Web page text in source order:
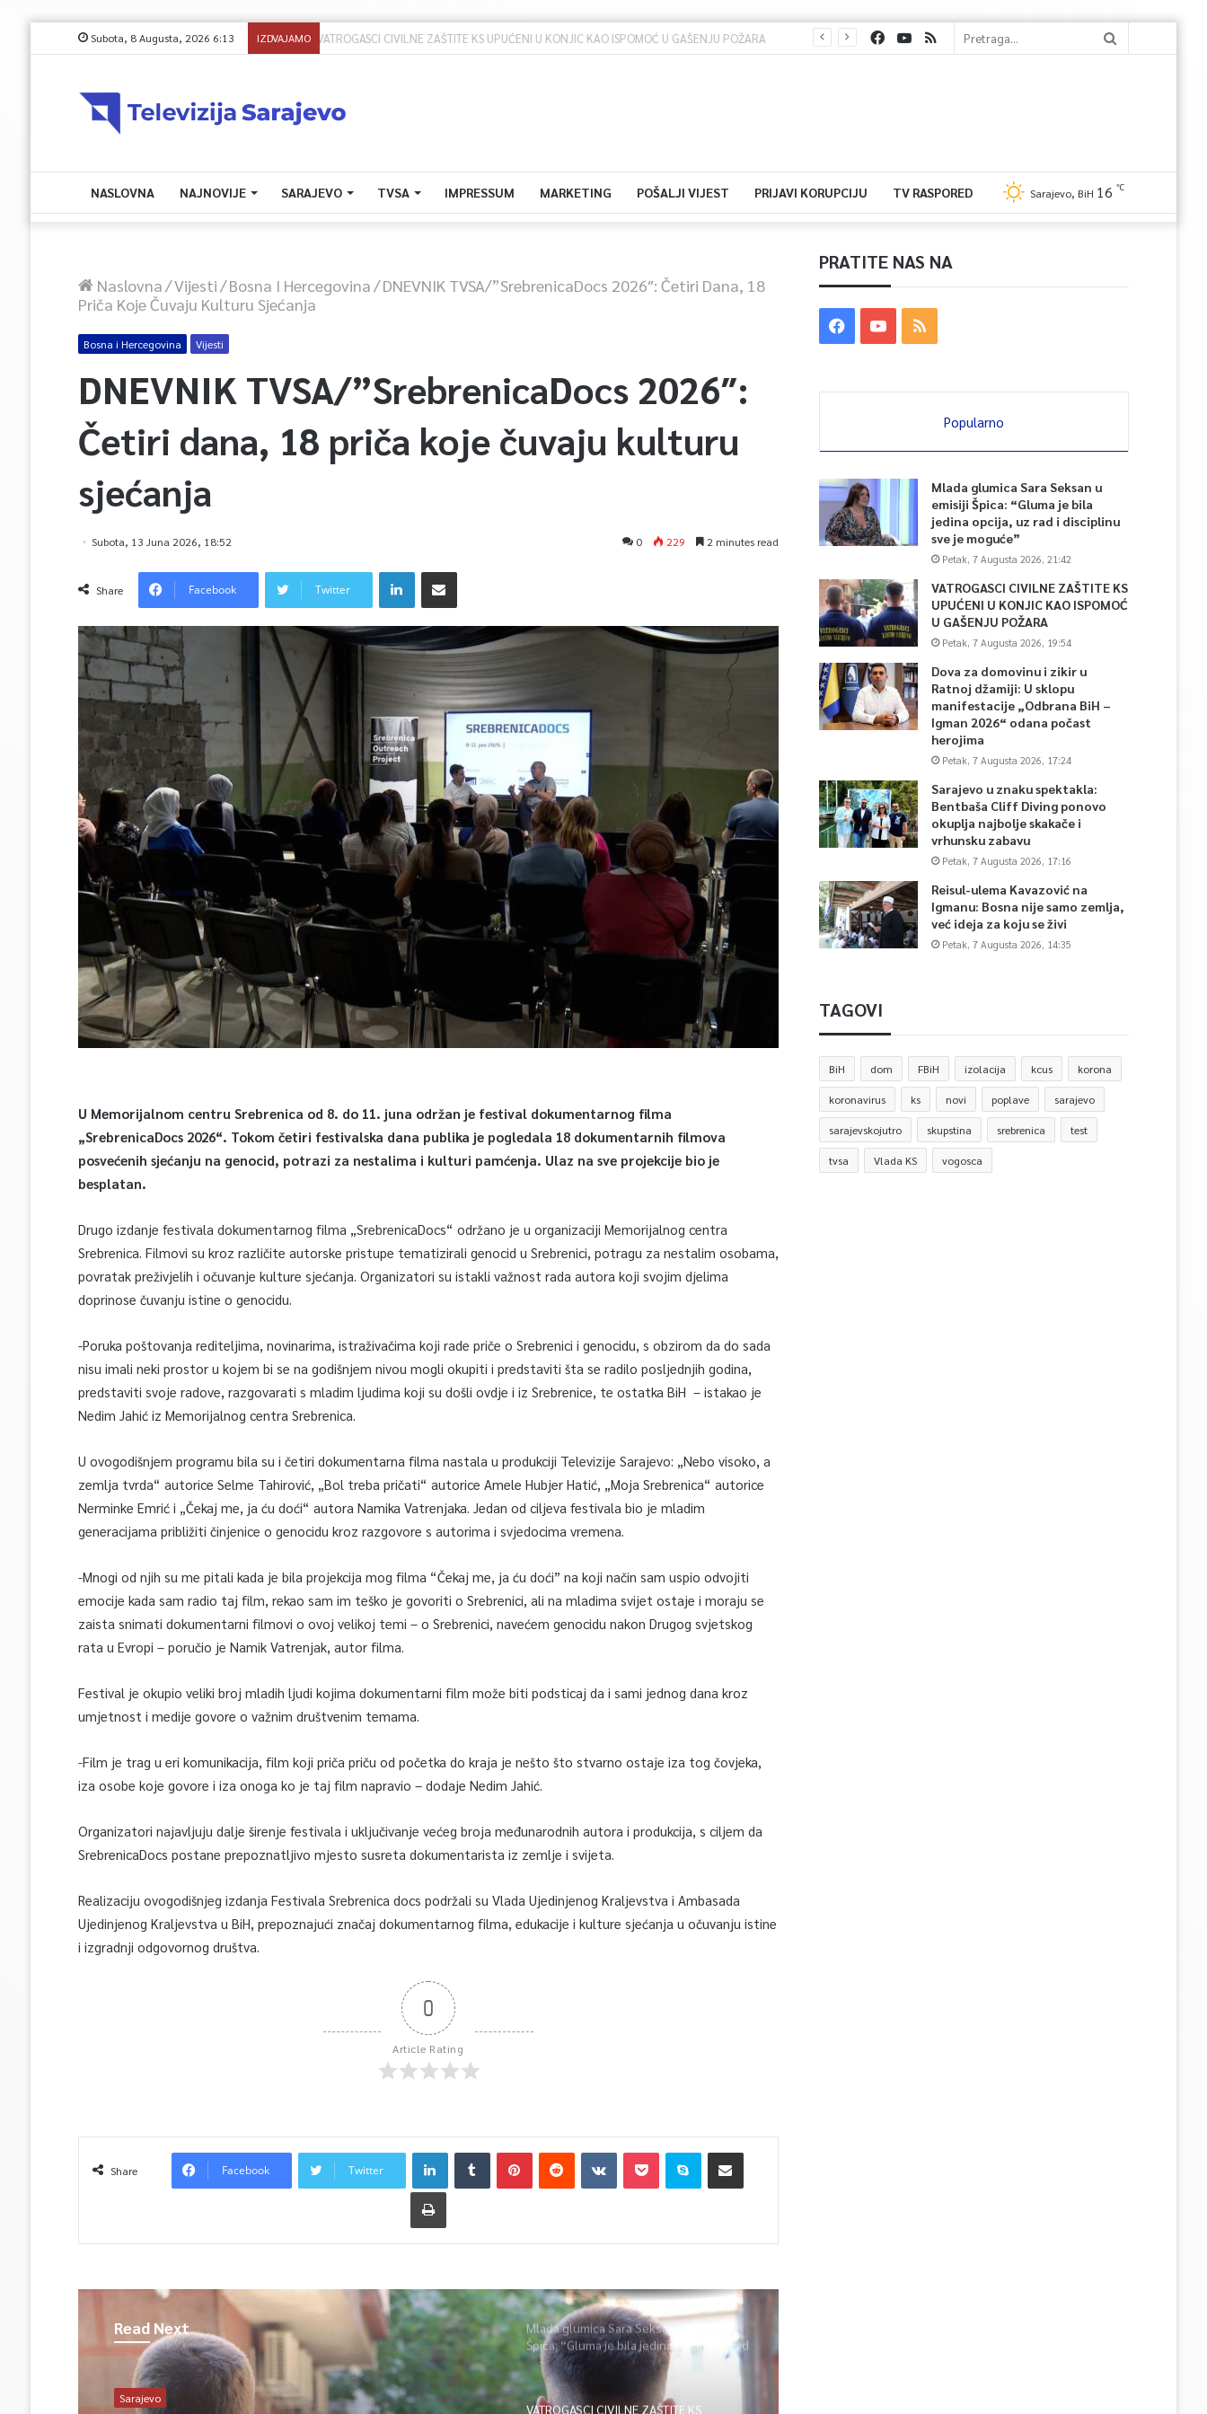
Subota, 8 Augusta, 2026 6:13 IZDVAJAMO
NASLOVNA NAJNOVIJE SARAJEVO TVSA IMPRESSUM MARKETING POŠALJI VIJEST PRIJAVI KORUPCIJU TV RASPORED Sarajevo, BiH 16 ℃
Naslovna/Vijesti/Bosna I Hercegovina/DNEVNIK TVSA/”SrebrenicaDocs 2026″: Četiri Dana, 18
Priča Koje Čuvaju Kulturu Sjećanja
Bosna i Hercegovina Vijesti
DNEVNIK TVSA/”SrebrenicaDocs 2026″:
Četiri dana, 18 priča koje čuvaju kulturu
sjećanja
Subota, 13 Juna 2026, 18:52 0 229 2 minutes read
Share Facebook Twitter
U Memorijalnom centru Srebrenica od 8. do 11. juna održan je festival dokumentarnog filma
„SrebrenicaDocs 2026“. Tokom četiri festivalska dana publika je pogledala 18 dokumentarnih filmova
posvećenih sjećanju na genocid, potrazi za nestalima i kulturi pamćenja. Ulaz na sve projekcije bio je
besplatan.
Drugo izdanje festivala dokumentarnog filma „SrebrenicaDocs“ održano je u organizaciji Memorijalnog centra
Srebrenica. Filmovi su kroz različite autorske pristupe tematizirali genocid u Srebrenici, potragu za nestalim osobama,
povratak preživjelih i očuvanje kulture sjećanja. Organizatori su istakli važnost rada autora koji svojim djelima
doprinose čuvanju istine o genocidu.
-Poruka poštovanja rediteljima, novinarima, istraživačima koji rade priče o Srebrenici i genocidu, s obzirom da do sada
nisu imali neki prostor u kojem bi se na godišnjem nivou mogli okupiti i predstaviti šta se radilo posljednjih godina,
predstaviti svoje radove, razgovarati s mladim ljudima koji su došli ovdje i iz Srebrenice, te ostatka BiH – istakao je
Nedim Jahić iz Memorijalnog centra Srebrenica.
U ovogodišnjem programu bila su i četiri dokumentarna filma nastala u produkciji Televizije Sarajevo: „Nebo visoko, a
zemlja tvrda“ autorice Selme Tahirović, „Bol treba pričati“ autorice Amele Hubjer Hatić, „Moja Srebrenica“ autorice
Nerminke Emrić i „Čekaj me, ja ću doći“ autora Namika Vatrenjaka. Jedan od ciljeva festivala bio je mladim
generacijama približiti činjenice o genocidu kroz razgovore s autorima i svjedocima vremena.
-Mnogi od njih su me pitali kada je bila projekcija mog filma “Čekaj me, ja ću doći” na koji način sam uspio odvojiti
emocije kada sam radio taj film, rekao sam im teško je govoriti o Srebrenici, ali na mladima svijet ostaje i moraju se
zaista snimati dokumentarni filmovi o ovoj velikoj temi – o Srebrenici, navećem genocidu nakon Drugog svjetskog
rata u Evropi – poručio je Namik Vatrenjak, autor filma.
Festival je okupio veliki broj mladih ljudi kojima dokumentarni film može biti podsticaj da i sami jednog dana kroz
umjetnost i medije govore o važnim društvenim temama.
-Film je trag u eri komunikacija, film koji priča priču od početka do kraja je nešto što stvarno ostaje iza tog čovjeka,
iza osobe koje govore i iza onoga ko je taj film napravio – dodaje Nedim Jahić.
Organizatori najavljuju dalje širenje festivala i uključivanje većeg broja međunarodnih autora i produkcija, s ciljem da
SrebrenicaDocs postane prepoznatljivo mjesto susreta dokumentarista iz zemlje i svijeta.
Realizaciju ovogodišnjeg izdanja Festivala Srebrenica docs podržali su Vlada Ujedinjenog Kraljevstva i Ambasada
Ujedinjenog Kraljevstva u BiH, prepoznajući značaj dokumentarnog filma, edukacije i kulture sjećanja u očuvanju istine
i izgradnji odgovornog društva.
0
Article Rating
Share Facebook Twitter
Read Next
Sarajevo
Mlada glumica Sara Seksan u emisiji
Špica: “Gluma je bila jedina opcija, uz rad
i disciplinu sve je moguće”
VATROGASCI CIVILNE ZAŠTITE KS
PRATITE NAS NA
Popularno
Mlada glumica Sara Seksan u
emisiji Špica: “Gluma je bila
jedina opcija, uz rad i disciplinu
sve je moguće”
Petak, 7 Augusta 2026, 21:42
VATROGASCI CIVILNE ZAŠTITE KS
UPUĆENI U KONJIC KAO ISPOMOĆ
U GAŠENJU POŽARA
Petak, 7 Augusta 2026, 19:54
Dova za domovinu i zikir u
Ratnoj džamiji: U sklopu
manifestacije „Odbrana BiH –
Igman 2026“ odana počast
herojima
Petak, 7 Augusta 2026, 17:24
Sarajevo u znaku spektakla:
Bentbaša Cliff Diving ponovo
okuplja najbolje skakače i
vrhunsku zabavu
Petak, 7 Augusta 2026, 17:16
Reisul-ulema Kavazović na
Igmanu: Bosna nije samo zemlja,
već ideja za koju se živi
Petak, 7 Augusta 2026, 14:35
TAGOVI
BiH dom FBiH izolacija kcus korona
koronavirus ks novi poplave sarajevo
sarajevskojutro skupstina srebrenica test
tvsa Vlada KS vogosca